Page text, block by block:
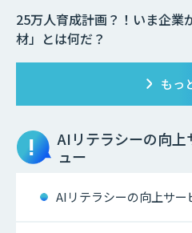
25万人育成計画？！いま企業
材」とは何だ？
もっ
AIリテラシーの向上
ュー
AIリテラシーの向上サー